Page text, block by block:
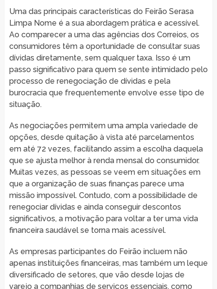
Uma das principais características do Feirão Serasa
Limpa Nome é a sua abordagem prática e acessível.
Ao comparecer a uma das agências dos Correios, os
consumidores têm a oportunidade de consultar suas
dívidas diretamente, sem qualquer taxa. Isso é um
passo significativo para quem se sente intimidado pelo
processo de renegociação de dívidas e pela
burocracia que frequentemente envolve esse tipo de
situação.
As negociações permitem uma ampla variedade de
opções, desde quitação à vista até parcelamentos
em até 72 vezes, facilitando assim a escolha daquela
que se ajusta melhor à renda mensal do consumidor.
Muitas vezes, as pessoas se veem em situações em
que a organização de suas finanças parece uma
missão impossível. Contudo, com a possibilidade de
renegociar dívidas e ainda conseguir descontos
significativos, a motivação para voltar a ter uma vida
financeira saudável se torna mais acessível.
As empresas participantes do Feirão incluem não
apenas instituições financeiras, mas também um leque
diversificado de setores, que vão desde lojas de
varejo a companhias de serviços essenciais, como